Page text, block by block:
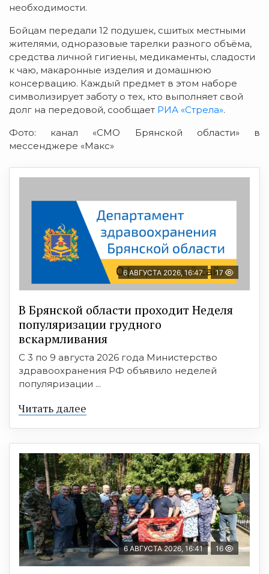
необходимости.
Бойцам передали 12 подушек, сшитых местными
жителями, одноразовые тарелки разного объёма,
средства личной гигиены, медикаменты, сладости
к чаю, макаронные изделия и домашнюю
консервацию. Каждый предмет в этом наборе
символизирует заботу о тех, кто выполняет свой
долг на передовой, сообщает РИА «Стрела».
Фото: канал «СМО Брянской области» в
мессенджере «Макс»
6 АВГУСТА 2026, 16:47 17
В Брянской области проходит Неделя
популяризации грудного
вскармливания
С 3 по 9 августа 2026 года Министерство
здравоохранения РФ объявило неделей
популяризации ...
Читать далее
6 АВГУСТА 2026, 16:41 16